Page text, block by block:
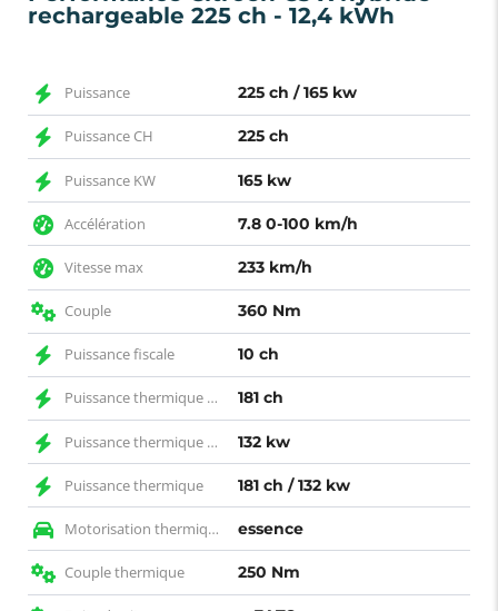
rechargeable 225 ch - 12,4 kWh
Puissance 225 ch / 165 kw
Puissance CH 225 ch
Puissance KW 165 kw
Accélération 7.8 0-100 km/h
Vitesse max 233 km/h
Couple 360 Nm
Puissance fiscale 10 ch
Puissance thermique CH 181 ch
Puissance thermique KW 132 kw
Puissance thermique 181 ch / 132 kw
Motorisation thermique essence
Couple thermique 250 Nm